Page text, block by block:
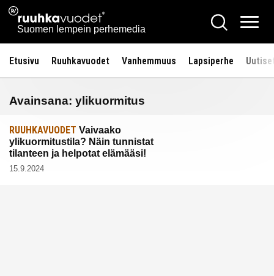
Siirry
sisältöön
Ruuhkavuodet.fi
Suomen lempein perhemedia
Hae
Etusivu Ruuhkavuodet Vanhemmuus Lapsiperhe
Avainsana: ylikuormitus
RUUHKAVUODET Vaivaako
ylikuormitustila? Näin tunnistat
tilanteen ja helpotat elämääsi!
15.9.2024